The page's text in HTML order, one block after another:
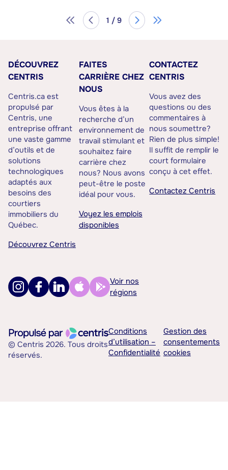
1 / 9
DÉCOUVREZ
CENTRIS
Centris.ca est
propulsé par
Centris, une
entreprise offrant
une vaste gamme
d’outils et de
solutions
technologiques
adaptés aux
besoins des
courtiers
immobiliers du
Québec.
Découvrez Centris
FAITES
CARRIÈRE CHEZ
NOUS
Vous êtes à la
recherche d’un
environnement de
travail stimulant et
souhaitez faire
carrière chez
nous? Nous avons
peut-être le poste
idéal pour vous.
Voyez les emplois
disponibles
CONTACTEZ
CENTRIS
Vous avez des
questions ou des
commentaires à
nous soumettre?
Rien de plus simple!
Il suffit de remplir le
court formulaire
conçu à cet effet.
Contactez Centris
Voir nos
régions
© Centris 2026. Tous droits
réservés.
Conditions
d’utilisation –
Confidentialité
Gestion des
consentements
cookies